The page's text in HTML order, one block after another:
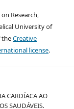
Research,
University of
theCreative
license.
CARDÍACA AO
SAUDÁVEIS.